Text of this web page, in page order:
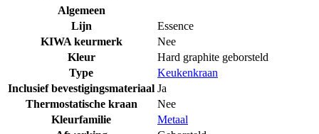
Algemeen
Lijn
Essence
KIWA keurmerk
Nee
Kleur
Hard graphite geborsteld
Type
Keukenkraan
Inclusief bevestigingsmateriaal Ja
Thermostatische kraan
Nee
Kleurfamilie
Metaal